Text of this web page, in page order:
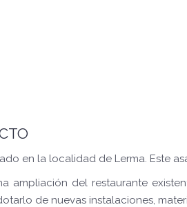
en la localidad de Lerma. Este
ampliación del restaurante
de nuevas instalaciones,